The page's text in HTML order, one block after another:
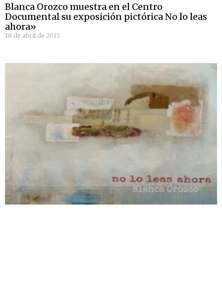
Blanca Orozco muestra en el Centro
Documental su exposición pictórica No lo leas
ahora»
18 de abril de 2015